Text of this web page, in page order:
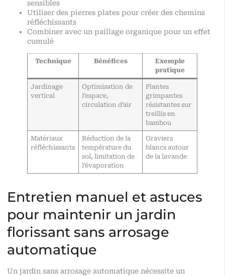
sensibles
Utiliser des pierres plates pour créer des chemins
réfléchissants
Combiner avec un paillage organique pour un effet
cumulé
Technique Bénéfices
Exemple
pratique
Jardinage
vertical
Optimisation de
l’espace,
circulation d’air
Plantes
grimpantes
résistantes sur
treillis en
bambou
Matériaux
réfléchissants
Réduction de la
température du
sol, limitation de
l’évaporation
Graviers
blancs autour
de la lavande
Entretien manuel et astuces
pour maintenir un jardin
florissant sans arrosage
automatique
Un jardin sans arrosage automatique nécessite un